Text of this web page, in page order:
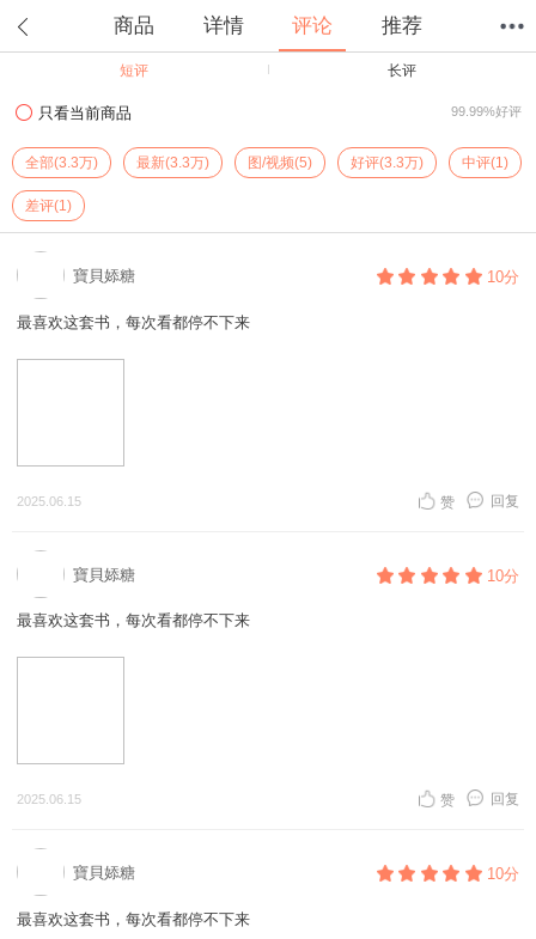
商品 详情 评论 推荐
短评 长评
只看当前商品 99.99%好评
全部(3.3万) 最新(3.3万) 图/视频(5) 好评(3.3万) 中评(1)
差评(1)
寶貝婖糖 10分
最喜欢这套书，每次看都停不下来
2025.06.15 回复
赞
寶貝婖糖 10分
最喜欢这套书，每次看都停不下来
2025.06.15 回复
赞
寶貝婖糖 10分
最喜欢这套书，每次看都停不下来